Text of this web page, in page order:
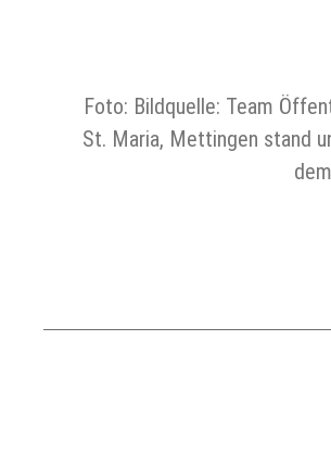
Foto: Bildquelle: Team
St. Maria, Mettingen stand